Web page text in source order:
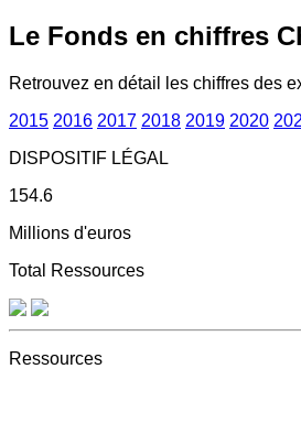
Le Fonds en chiffres
Retrouvez en détail les chiffres des
2015 2016 2017 2018 2019 2020
DISPOSITIF LÉGAL
154.6
Millions d'euros
Total Ressources
Ressources